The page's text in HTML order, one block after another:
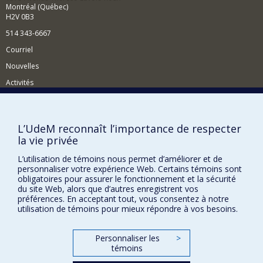
développement durable.
Montréal (Québec)
H2V 0B3
514 343-6667
Courriel
Nouvelles
Activités
BESOIN D'AIDE?
Plan du site
Signaler une erreur
Accessibilité
FACULTÉ DES ARTS ET DES SCIENCES
Nos centres d'études
L’UdeM reconnaît l’importance de respecter
la vie privée
L’utilisation de témoins nous permet d’améliorer et de
personnaliser votre expérience Web. Certains témoins sont
obligatoires pour assurer le fonctionnement et la sécurité
du site Web, alors que d’autres enregistrent vos
préférences. En acceptant tout, vous consentez à notre
utilisation de témoins pour mieux répondre à vos besoins.
Personnaliser les
témoins
>